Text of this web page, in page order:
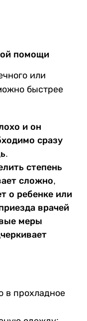
помощи
или
быстрее
и он
сразу
степень
сложно,
о ребенке или
врачей
меры
в прохладное